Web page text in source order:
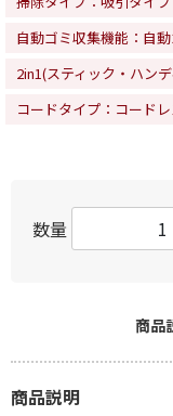
自動ゴミ収集機能：自
2in1(スティック・ハン
コードタイプ：コード
数量
商品
商品説明